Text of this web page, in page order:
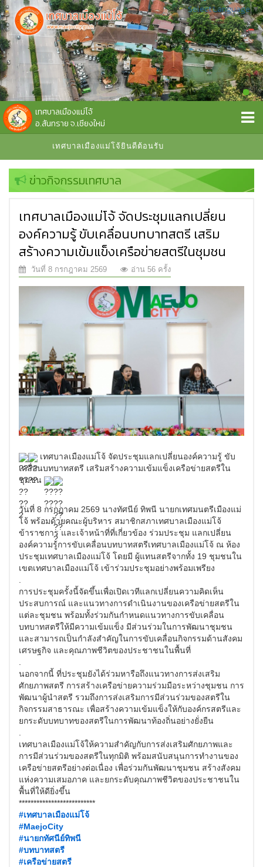
เทศบาลเมืองแม่โจ้
อ.สันทราย จ.เชียงใหม่
ศบาลเมืองแม่โจ้ยินดีต้อนรับ
Select Language▼
ข่าวกิจกรรมเทศบาล
เทศบาลเมืองแม่โจ้ จัดประชุมแลกเปลี่ยน
องค์ความรู้ ขับเคลื่อนบทบาทสตรี เสริม
สร้างความเข้มแข็งเครือข่ายสตรีในชุมชน
วันที่ 8 กรกฎาคม 2569 อ่าน 56 ครั้ง
เทศบาลเมืองแม่โจ้ จัดประชุมแลกเปลี่ยนองค์ความรู้ ขับ
เคลื่อนบทบาทสตรี เสริมสร้างความเข้มแข็งเครือข่ายสตรีใน
ชุมชน
.
วันที่ 8 กรกฎาคม 2569 นางทัศนีย์ ทิพนี นายกเทศมนตรีเมืองแม่
โจ้ พร้อมด้วยคณะผู้บริหาร สมาชิกสภาเทศบาลเมืองแม่โจ้
ข้าราชการ และเจ้าหน้าที่ที่เกี่ยวข้อง ร่วมประชุม แลกเปลี่ยน
องค์ความรู้การขับเคลื่อนบทบาทสตรีเทศบาลเมืองแม่โจ้ ณ ห้อง
ประชุมเทศบาลเมืองแม่โจ้ โดยมี ผู้แทนสตรีจากทั้ง 19 ชุมชนใน
เขตเทศบาลเมืองแม่โจ้ เข้าร่วมประชุมอย่างพร้อมเพรียง
.
การประชุมครั้งนี้จัดขึ้นเพื่อเปิดเวทีแลกเปลี่ยนความคิดเห็น
ประสบการณ์ และแนวทางการดำเนินงานของเครือข่ายสตรีใน
แต่ละชุมชน พร้อมทั้งร่วมกันกำหนดแนวทางการขับเคลื่อน
บทบาทสตรีให้มีความเข้มแข็ง มีส่วนร่วมในการพัฒนาชุมชน
และสามารถเป็นกำลังสำคัญในการขับเคลื่อนกิจกรรมด้านสังคม
เศรษฐกิจ และคุณภาพชีวิตของประชาชนในพื้นที่
.
นอกจากนี้ ที่ประชุมยังได้ร่วมหารือถึงแนวทางการส่งเสริม
ศักยภาพสตรี การสร้างเครือข่ายความร่วมมือระหว่างชุมชน การ
พัฒนาผู้นำสตรี รวมถึงการส่งเสริมการมีส่วนร่วมของสตรีใน
กิจกรรมสาธารณะ เพื่อสร้างความเข้มแข็งให้กับองค์กรสตรีและ
ยกระดับบทบาทของสตรีในการพัฒนาท้องถิ่นอย่างยั่งยืน
.
เทศบาลเมืองแม่โจ้ให้ความสำคัญกับการส่งเสริมศักยภาพและ
การมีส่วนร่วมของสตรีในทุกมิติ พร้อมสนับสนุนการทำงานของ
เครือข่ายสตรีอย่างต่อเนื่อง เพื่อร่วมกันพัฒนาชุมชน สร้างสังคม
แห่งความเสมอภาค และยกระดับคุณภาพชีวิตของประชาชนใน
พื้นที่ให้ดียิ่งขึ้น
**************************
#เทศบาลเมืองแม่โจ้
#MaejoCity
#นายกทัศนีย์ทิพนี
#บทบาทสตรี
#เครือข่ายสตรี